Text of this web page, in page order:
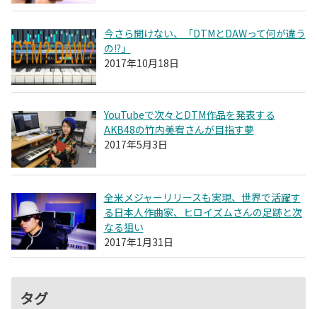
今さら聞けない、「DTMとDAWって何が違う
の!?」
2017年10月18日
YouTubeで次々とDTM作品を発表する
AKB48の竹内美宥さんが目指す夢
2017年5月3日
全米メジャーリリースも実現、世界で活躍す
る日本人作曲家、ヒロイズムさんの足跡と次
なる狙い
2017年1月31日
タグ